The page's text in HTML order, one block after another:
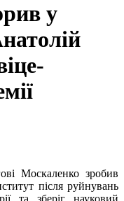
у
Москаленко зробив
після руйнувань
та зберіг науковий